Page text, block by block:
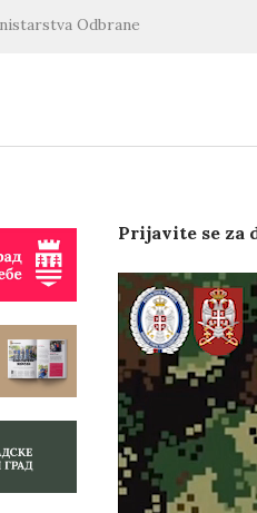
Odbrane
Prijavite se za
Video
Player